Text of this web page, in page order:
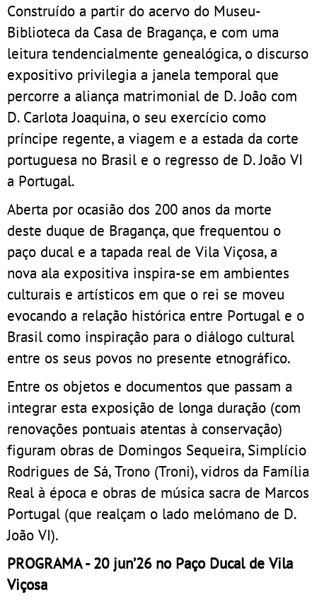
Construído a partir do acervo do Museu-
Biblioteca da Casa de Bragança, e com uma
leitura tendencialmente genealógica, o discurso
expositivo privilegia a janela temporal que
percorre a aliança matrimonial de D. João com
D. Carlota Joaquina, o seu exercício como
príncipe regente, a viagem e a estada da corte
portuguesa no Brasil e o regresso de D. João VI
a Portugal.
Aberta por ocasião dos 200 anos da morte
deste duque de Bragança, que frequentou o
paço ducal e a tapada real de Vila Viçosa, a
nova ala expositiva inspira-se em ambientes
culturais e artísticos em que o rei se moveu
evocando a relação histórica entre Portugal e o
Brasil como inspiração para o diálogo cultural
entre os seus povos no presente etnográfico.
Entre os objetos e documentos que passam a
integrar esta exposição de longa duração (com
renovações pontuais atentas à conservação)
figuram obras de Domingos Sequeira, Simplício
Rodrigues de Sá, Trono (Troni), vidros da Família
Real à época e obras de música sacra de Marcos
Portugal (que realçam o lado melómano de D.
João VI).
PROGRAMA - 20 jun’26 no Paço Ducal de Vila
Viçosa